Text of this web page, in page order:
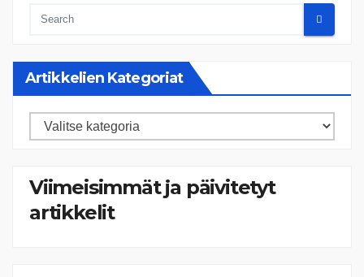
Artikkelien Kategoriat
Artikkelien
Viimeisimmät ja päivitetyt
artikkelit